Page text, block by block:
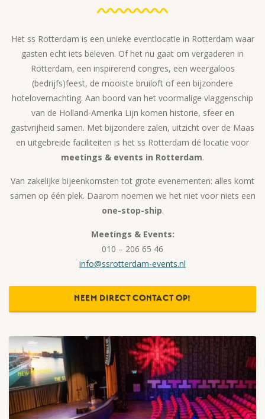
Het ss Rotterdam is een unieke eventlocatie in Rotterdam waar
gasten echt iets beleven. Of het nu gaat om vergaderen in
Rotterdam, een inspirerend congres, een weergaloos
(bedrijfs)feest, de mooiste bruiloft of een bijzondere
hotelovernachting. Aan boord van het voormalige vlaggenschip
van de Holland-Amerika Lijn komen historie, sfeer en
gastvrijheid samen. Met bijzondere zalen, uitzicht over de Maas
en uitgebreide faciliteiten is het ss Rotterdam dé locatie voor
meetings & events in Rotterdam.
Van zakelijke bijeenkomsten tot grote evenementen: alles komt
samen op één plek. Daarom noemen we het niet voor niets een
one-stop-ship.
Meetings & Events:
010 – 206 65 46
info@ssrotterdam-events.nl
NEEM DIRECT CONTACT OP!